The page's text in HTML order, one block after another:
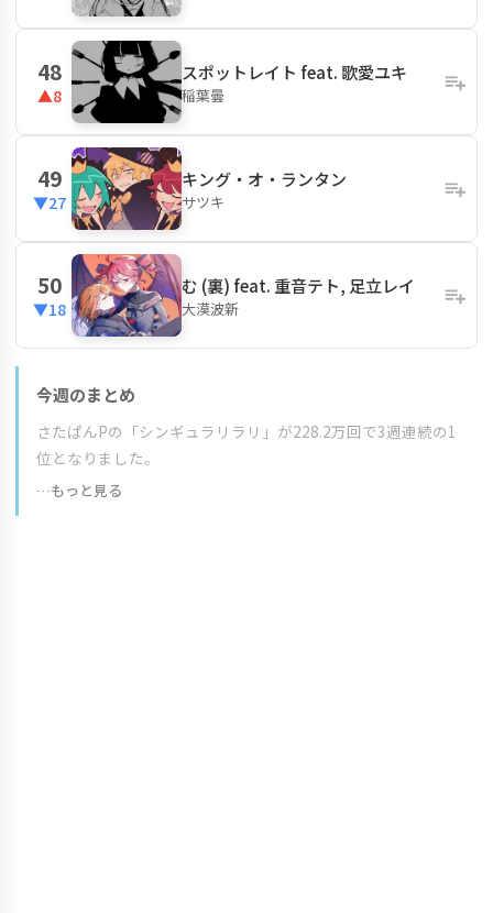
48
▲8
スポットレイト feat. 歌愛ユキ
稲葉曇
49
▼27
キング・オ・ランタン
サツキ
50
▼18
む (裏) feat. 重音テト, 足立レイ
大漠波新
今週のまとめ
さたぱんPの「シンギュラリラリ」が228.2万回で3週連続の1
位となりました。
…もっと見る